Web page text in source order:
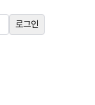
로그인